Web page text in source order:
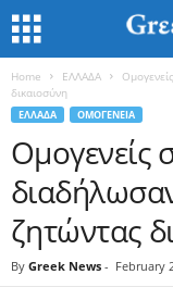
Home ΕΛΛΑΔΑ
δικαιοσύνη
ΕΛΛΑΔΑ ΟΜΟΓΕΝΕΙΑ
Ομογενείς
ζητώντας
By Greek News - February